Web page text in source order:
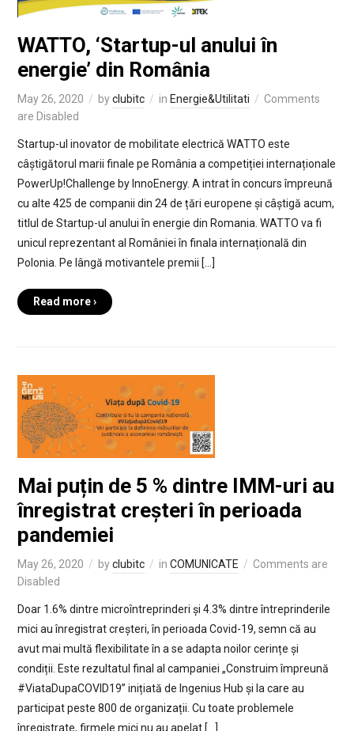
WATTO, ‘Startup-ul anului în
energie’ din România
May 26, 2020 byclubitc in Energie&Utilitati
Comments
are Disabled
Startup-ul inovator de mobilitate electrică WATTO este
câștigătorul marii finale pe România a competiției internaționale
PowerUp!Challenge by InnoEnergy. A intrat în concurs împreună
cu alte 425 de companii din 24 de țări europene și câștigă acum,
titlul de Startup-ul anului în energie din Romania. WATTO va fi
unicul reprezentant al României în finala internațională din
Polonia. Pe lângă motivantele premii […]
Read more ›
Mai puțin de 5 % dintre IMM-uri au
înregistrat creșteri în perioada
pandemiei
May 26, 2020 byclubitc in COMUNICATE
Comments are
Disabled
Doar 1.6% dintre microîntreprinderi și 4.3% dintre întreprinderile
mici au înregistrat creșteri, în perioada Covid-19, semn că au
avut mai multă flexibilitate în a se adapta noilor cerințe și
condiții. Este rezultatul final al campaniei „Construim împreună
#ViataDupaCOVID19” inițiată de Ingenius Hub și la care au
participat peste 800 de organizații. Cu toate problemele
înregistrate, firmele mici nu au apelat […]